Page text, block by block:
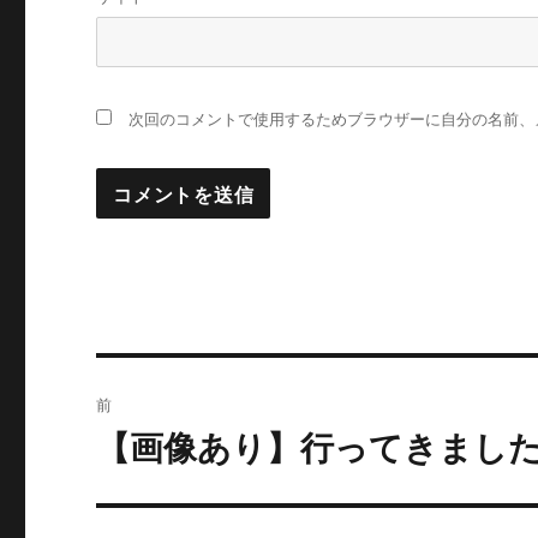
次回のコメントで使用するためブラウザーに自分の名前
稿
前
の
【画像あり】行ってきまし